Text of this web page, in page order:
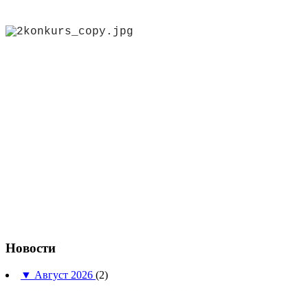
Новости
▼ Август 2026 (2)